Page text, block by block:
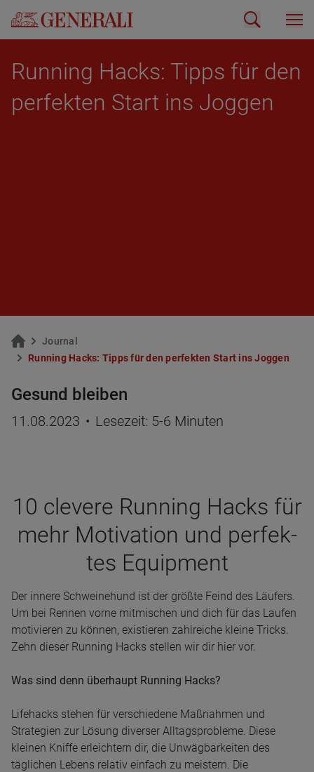
Run­ning Hacks: Tipps für den
per­fek­ten Start ins Jog­gen
Jour­nal
Run­ning Hacks: Tipps für den per­fek­ten Start ins Jog­gen
Gesund bleiben
11.08.2023 • Lesezeit: 5-6 Minuten
10 cle­vere Run­ning Hacks für
mehr Moti­va­tion und per­fek­
tes Equip­ment
Der innere Schweinehund ist der größte Feind des Läufers.
Um bei Rennen vorne mitmischen und dich für das Laufen
motivieren zu können, existieren zahlreiche kleine Tricks.
Zehn dieser Running Hacks stellen wir dir hier vor.
Was sind denn überhaupt Running Hacks?
Lifehacks stehen für verschiedene Maßnahmen und
Strategien zur Lösung diverser Alltagsprobleme. Diese
kleinen Kniffe erleichtern dir, die Unwägbarkeiten des
täglichen Lebens relativ einfach zu meistern. Die